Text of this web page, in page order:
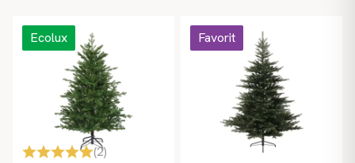
Ecolux
(2)
Favorit